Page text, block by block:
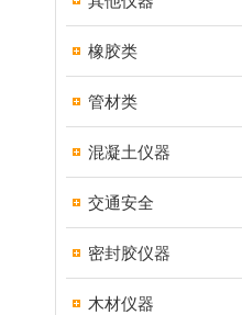
橡胶类
管材类
混凝土仪器
交通安全
密封胶仪器
木材仪器